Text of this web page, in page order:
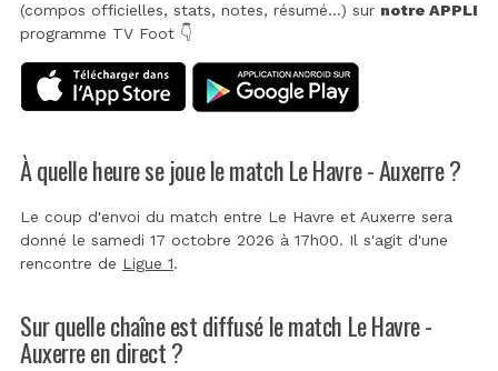
(compos officielles, stats, notes, résumé...) sur notre APPLI
programme TV Foot 👇
À quelle heure se joue le match Le Havre - Auxerre ?
Le coup d'envoi du match entre Le Havre et Auxerre sera
donné le samedi 17 octobre 2026 à 17h00. Il s'agit d'une
rencontre de Ligue 1.
Sur quelle chaîne est diffusé le match Le Havre -
Auxerre en direct ?